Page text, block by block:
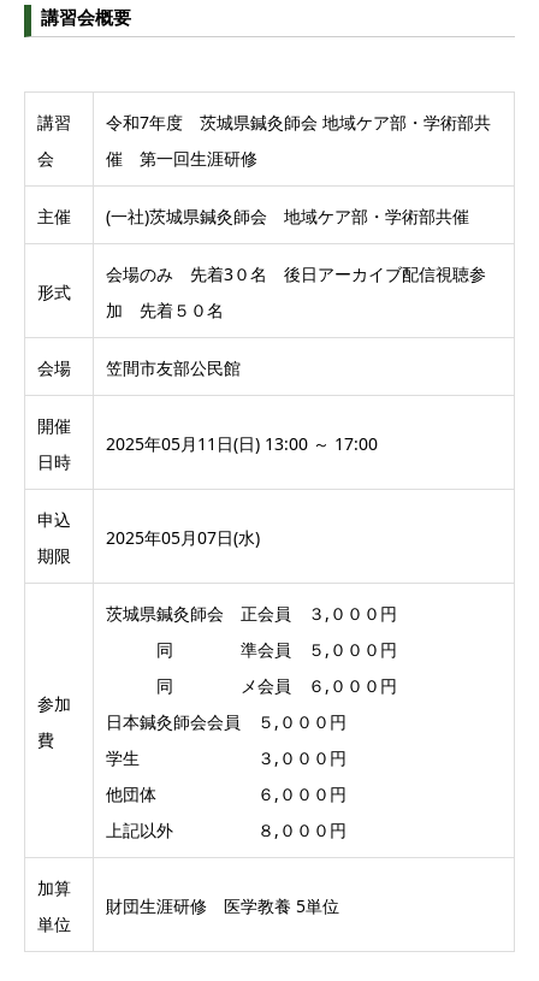
講習会概要
講習
会
令和7年度 茨城県鍼灸師会 地域ケア部・学術部共
催 第一回生涯研修
主催 (一社)茨城県鍼灸師会 地域ケア部・学術部共催
形式
会場のみ 先着3０名 後日アーカイブ配信視聴参
加 先着５０名
会場 笠間市友部公民館
開催
日時
2025年05月11日(日) 13:00 ～ 17:00
申込
期限
2025年05月07日(水)
参加
費
茨城県鍼灸師会 正会員 ３,０００円
同 準会員 ５,０００円
同 メ会員 ６,０００円
日本鍼灸師会会員 ５,０００円
学生 ３,０００円
他団体 ６,０００円
上記以外 ８,０００円
加算
単位
財団生涯研修 医学教養 5単位